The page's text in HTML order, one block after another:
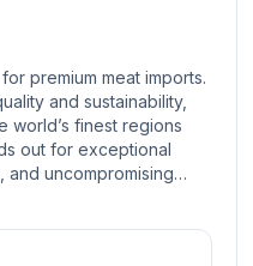
premium meat imports.
and sustainability,
world’s finest regions
out for exceptional
and uncompromising…